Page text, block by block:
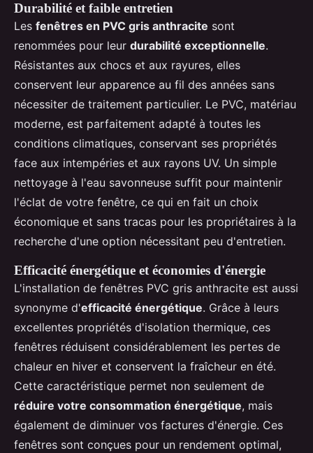
Durabilité et faible entretien
Les fenêtres en PVC gris anthracite sont
renommées pour leur durabilité exceptionnelle.
Résistantes aux chocs et aux rayures, elles
conservent leur apparence au fil des années sans
nécessiter de traitement particulier. Le PVC, matériau
moderne, est parfaitement adapté à toutes les
conditions climatiques, conservant ses propriétés
face aux intempéries et aux rayons UV. Un simple
nettoyage à l'eau savonneuse suffit pour maintenir
l'éclat de votre fenêtre, ce qui en fait un choix
économique et sans tracas pour les propriétaires à la
recherche d'une option nécessitant peu d'entretien.
Efficacité énergétique et économies d'énergie
L'installation de fenêtres PVC gris anthracite est aussi
synonyme d'efficacité énergétique. Grâce à leurs
excellentes propriétés d'isolation thermique, ces
fenêtres réduisent considérablement les pertes de
chaleur en hiver et conservent la fraîcheur en été.
Cette caractéristique permet non seulement de
réduire votre consommation énergétique, mais
également de diminuer vos factures d'énergie. Ces
fenêtres sont conçues pour un rendement optimal,